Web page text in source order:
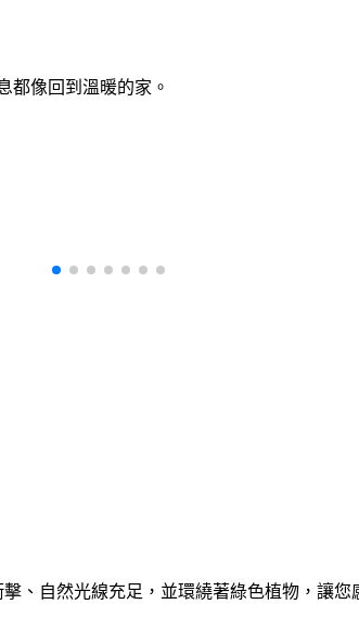
都像回到溫暖的家。
、自然光線充足，並環繞著綠色植物，讓您